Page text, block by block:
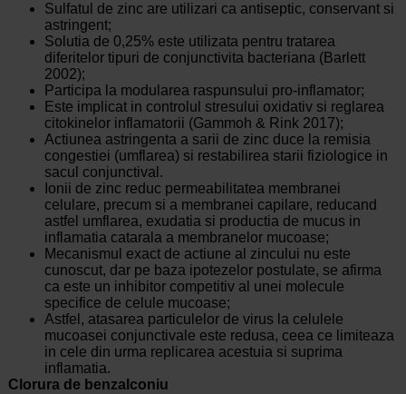
Sulfatul de zinc are utilizari ca antiseptic, conservant si
astringent;
Solutia de 0,25% este utilizata pentru tratarea
diferitelor tipuri de conjunctivita bacteriana (Barlett
2002);
Participa la modularea raspunsului pro-inflamator;
Este implicat in controlul stresului oxidativ si reglarea
citokinelor inflamatorii (Gammoh & Rink 2017);
Actiunea astringenta a sarii de zinc duce la remisia
congestiei (umflarea) si restabilirea starii fiziologice in
sacul conjunctival.
Ionii de zinc reduc permeabilitatea membranei
celulare, precum si a membranei capilare, reducand
astfel umflarea, exudatia si productia de mucus in
inflamatia catarala a membranelor mucoase;
Mecanismul exact de actiune al zincului nu este
cunoscut, dar pe baza ipotezelor postulate, se afirma
ca este un inhibitor competitiv al unei molecule
specifice de celule mucoase;
Astfel, atasarea particulelor de virus la celulele
mucoasei conjunctivale este redusa, ceea ce limiteaza
in cele din urma replicarea acestuia si suprima
inflamatia.
Clorura de benzalconiu